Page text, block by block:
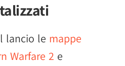
lancio le mappe
Warfare 2 e